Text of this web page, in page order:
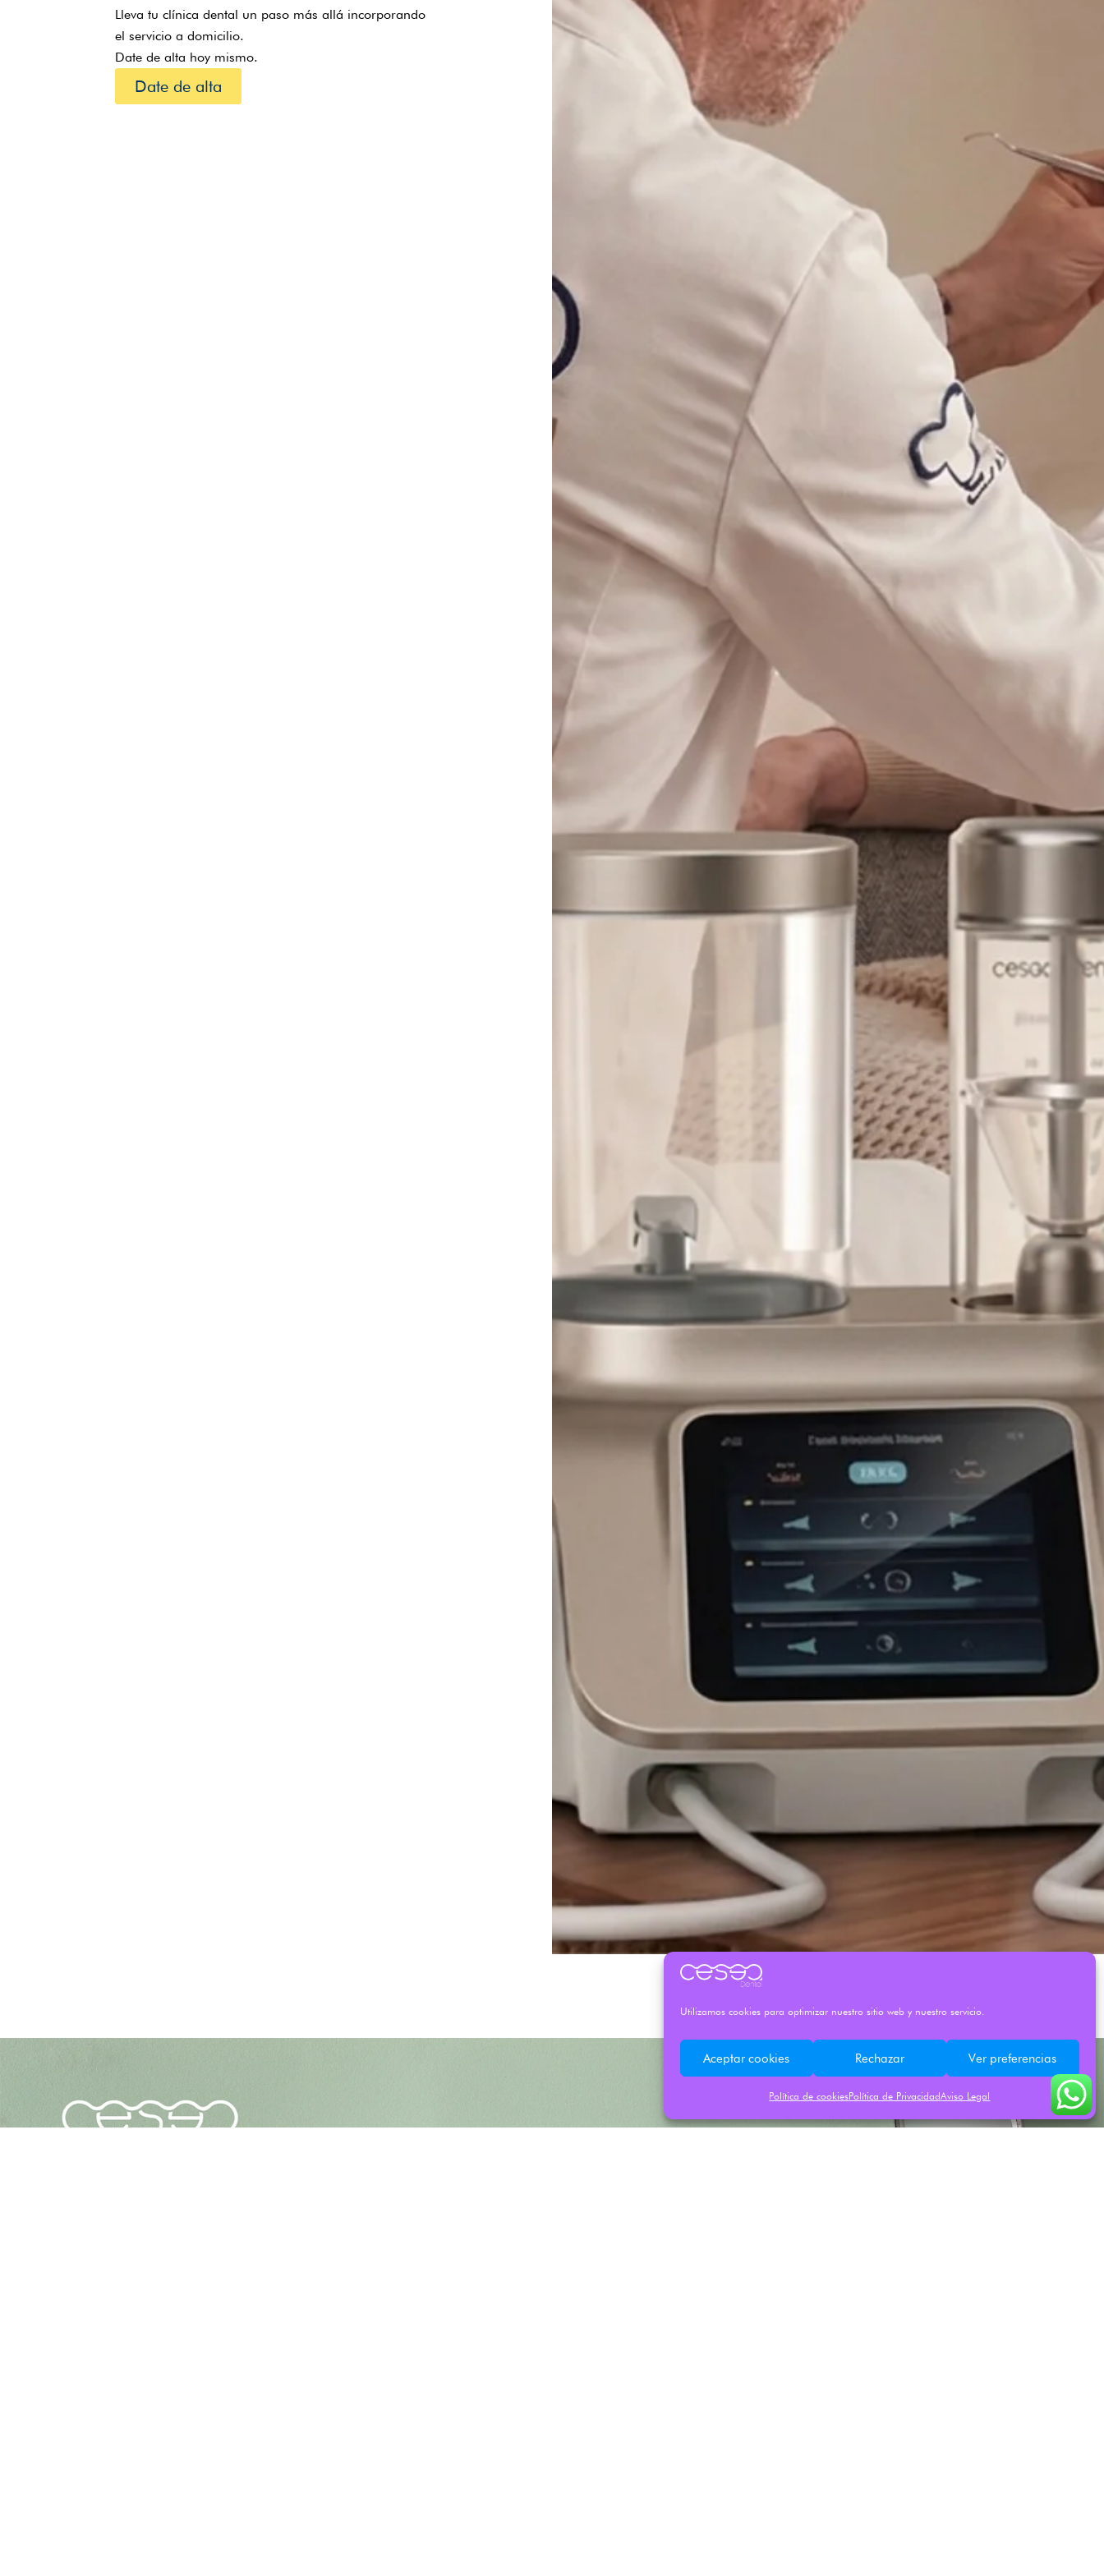
Utilizamos cookies para optimizar nuestro sitio web y nuestro servicio.
Aceptar cookies Rechazar Ver preferencias
Política de cookiesPolítica de PrivacidadAviso Legal
Lleva tu clínica dental un paso más allá incorporando
el servicio a domicilio.
Date de alta hoy mismo.
Date de alta